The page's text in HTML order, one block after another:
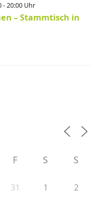
- 20:00 Uhr
– Stammtisch in
F S S
31 1 2